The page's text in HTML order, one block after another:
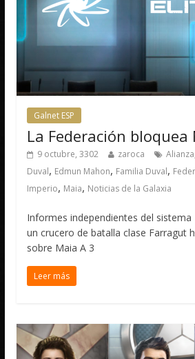
Galnet ESP
La Federación bloquea
9 octubre, 3302 zaroca Alianza
Duval, Edmun Mahon, Familia Duval,
Imperio, Maia, Noticias de la Galaxia
Informes independientes del sistema
un crucero de batalla clase Farragut
sobre Maia A 3
Leer más